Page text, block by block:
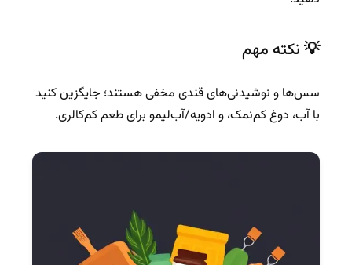
💡 نکته مهم
سس‌ها و نوشیدنی‌های قندی مخفی هستند؛ جایگزین کنید
با آب، دوغ کم‌نمک، و ادویه/آب‌لیمو برای طعم کم‌کالری.